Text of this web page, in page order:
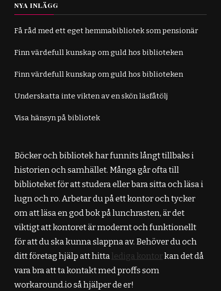
NYA INLÄGG
Få råd med ett eget hemmabibliotek som pensionär
Finn värdefull kunskap om guld hos biblioteken
Finn värdefull kunskap om guld hos biblioteken
Underskatta inte vikten av en skön läsfåtölj
Visa hänsyn på bibliotek
Böcker och bibliotek har funnits långt tillbaks i
historien och samhället. Många går ofta till
biblioteket för att studera eller bara sitta och läsa i
lugn och ro. Arbetar du på ett kontor och tycker
om att läsa en god bok på lunchrasten, är det
viktigt att kontoret är modernt och funktionellt
för att du ska kunna slappna av. Behöver du och
ditt företag hjälp att hittalediga kontorkan det då
vara bra att ta kontakt med proffs som
workaround.io så hjälper de er!